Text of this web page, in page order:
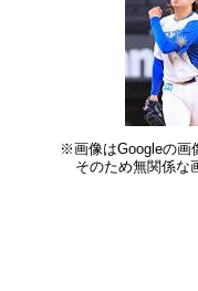
※画像はGoogleの画
そのため無関係な